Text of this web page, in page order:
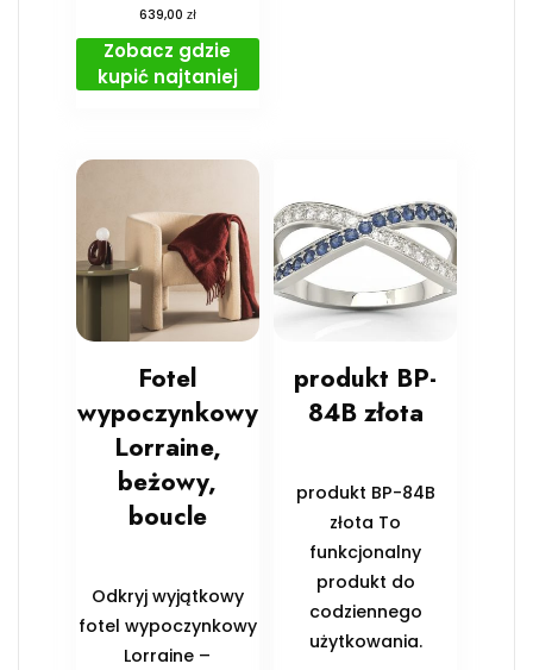
639,00 zł
Zobacz gdzie
kupić najtaniej
Fotel
wypoczynkowy
Lorraine,
beżowy,
boucle
Odkryj wyjątkowy
fotel wypoczynkowy
Lorraine –
produkt BP-
84B złota
produkt BP-84B
złota To
funkcjonalny
produkt do
codziennego
użytkowania.